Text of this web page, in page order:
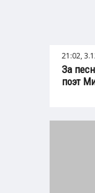
21:02,
За
поэт